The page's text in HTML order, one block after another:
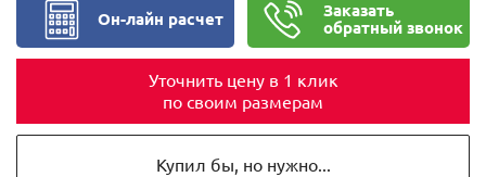
Он-лайн расчет
Заказать
обратный звонок
Уточнить цену в 1 клик
по своим размерам
Купил бы, но нужно...